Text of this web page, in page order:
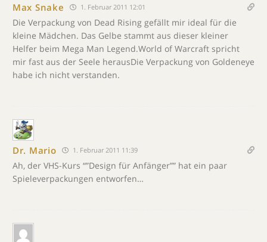
Max Snake 1. Februar 2011 12:01
Die Verpackung von Dead Rising gefällt mir ideal für die
kleine Mädchen. Das Gelbe stammt aus dieser kleiner
Helfer beim Mega Man Legend.World of Warcraft spricht
mir fast aus der Seele herausDie Verpackung von Goldeneye
habe ich nicht verstanden.
Dr. Mario 1. Februar 2011 11:39
Ah, der VHS-Kurs “”Design für Anfänger”” hat ein paar
Spieleverpackungen entworfen…